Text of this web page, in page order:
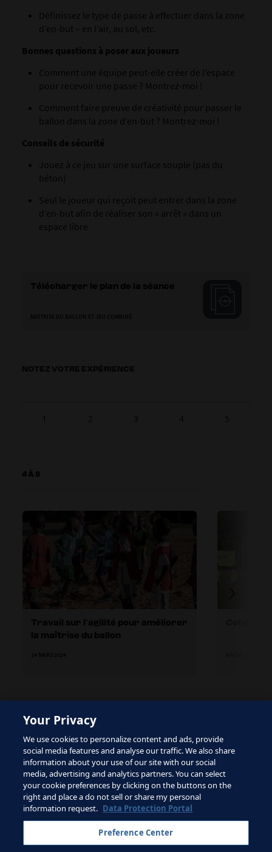
Définissez le type de passe à effectuer dans la zone
d’en-but – en l’air, au sol, etc.
Bonnes questions à poser aux joueurs
Comment une équipe peut-elle créer de l’espace
pour recevoir une passe ? Montrez-moi !
Comment faire preuve de créativité pour passer le
ballon dans la zone d’en-but ? Montrez-moi !
Conseils de sécurité
Jouez à ce jeu sur une surface souple (pas du
béton)
Seul le joueur qui reçoit peut entrer dans la zone
d’en-but afin de réaliser son « arrêt » dans un
espace libre
4 À 8
The site is protected by reCAPTCHA and the Google
Privacy PolicyandTerms of Serviceapply.
Conditions d'utilisation
Contacter la FIFA
Inscrivez-vous à la newsletter
Your Privacy
We use cookies to personalize content and ads, provide
social media features and analyse our traffic. We also share
information about your use of our site with our social
media, advertising and analytics partners. You can select
your cookie preferences by clicking on the buttons on the
right and place a do not sell or share my personal
information request. Data Protection Portal
Preference Center